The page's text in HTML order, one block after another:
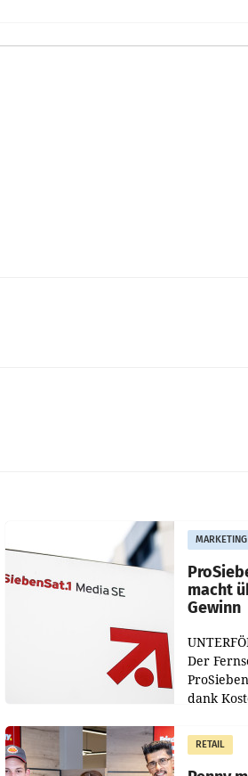
macht
Gewinn
Der
dank
gemacht
RETAIL